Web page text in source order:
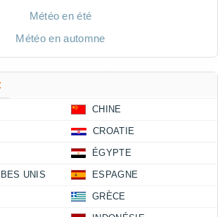
Météo en été
Météo en automne
CHINE
CROATIE
ÉGYPTE
UNIS ESPAGNE
GRÈCE